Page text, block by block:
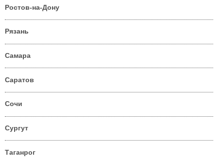
Ростов-на-Дону
Рязань
Самара
Саратов
Сочи
Сургут
Таганрог